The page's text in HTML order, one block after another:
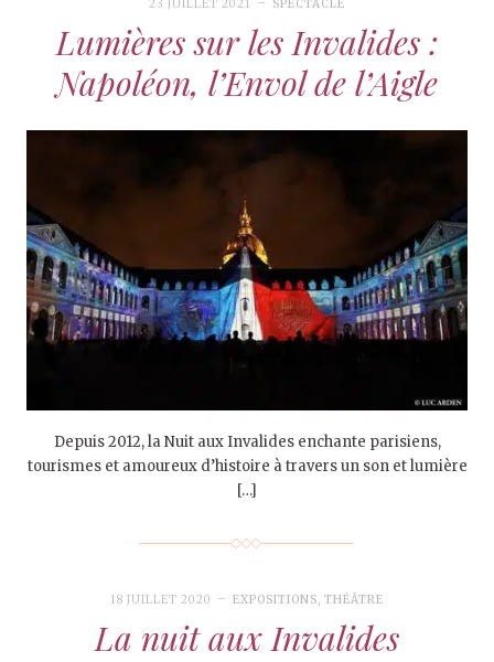
23 JUILLET 2021 SPECTACLE
Lumières sur les Invalides :
Napoléon, l’Envol de l’Aigle
Depuis 2012, la Nuit aux Invalides enchante parisiens,
tourismes et amoureux d’histoire à travers un son et lumière
[…]
18 JUILLET 2020 EXPOSITIONS,THÉÂTRE
La nuit aux Invalides